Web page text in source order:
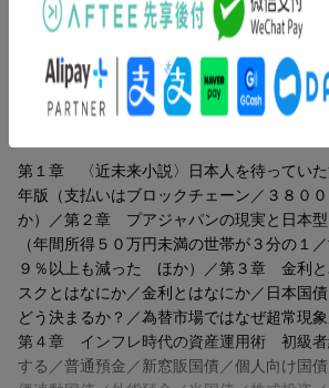
◆誰も経験したことのない「マイルド地獄」
◇あなた自身と家族の暮らしを守る金融商品
まったく終わりの見えない物価高。
インフレが続くなかで景気が鈍化し、
避けがたい現実になりつつある。
現役世代の収入は増えず、
年金だけで暮らしていくことはもはや不可
国家はあなたを助けない。
だが「逃げ道」はある。
普通預金からデリバティブまで、
資産を守り、増やす方法を
普通預金からデリバティブまで、資産を守
全解説。それでもあなたはゆたかになれる
略。
第１章 〈近未来小説〉日本人を待ってい
年版（支払いはブロックチェーン／３８０
か）／第２章 プアジャパンの現実と日本
（年間所得５０万円未満の世帯が３分の１
９％以上も減った ほか）／第３章 金利と
スクとはなにか／金利とはなにか／日本国
どう決まるか？／為替市場ではなぜ超常現
第４章 インフレ時代の資産運用術 初級者
する／普通預金／新窓販国債／個人向け国